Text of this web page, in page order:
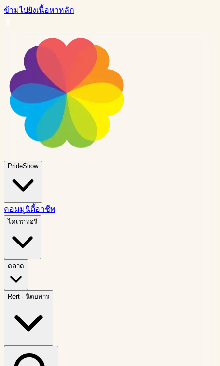
ข้ามไปยังเนื้อหาหลัก
PrideShow
คอมมูนิตี้อาชีพ
ไดเรกทอรี
ตลาด
Rert · นิตยสาร